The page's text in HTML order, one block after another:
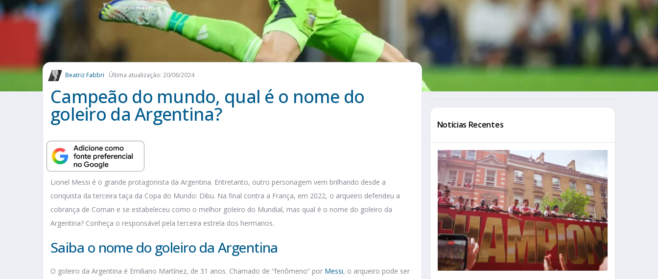
Beatriz Fabbri Última atualização: 20/06/2024
Campeão do mundo, qual é o nome do
goleiro da Argentina?
Lionel Messi é o grande protagonista da Argentina. Entretanto, outro personagem vem brilhando desde a
conquista da terceira taça da Copa do Mundo: Dibu. Na final contra a França, em 2022, o arqueiro defendeu a
cobrança de Coman e se estabeleceu como o melhor goleiro do Mundial, mas qual é o nome do goleiro da
Argentina? Conheça o responsável pela terceira estrela dos hermanos.
Saiba o nome do goleiro da Argentina
O goleiro da Argentina é Emiliano Martínez, de 31 anos. Chamado de “fenômeno” por Messi, o arqueiro pode ser
Notícias Recentes